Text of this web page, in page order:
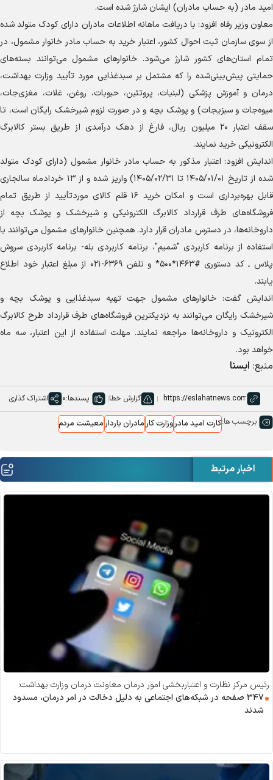
امید مادر (به حساب مادران) ایشان شارژ شده است.
معاون وزیر رفاه افزود: با دریافت ماهانه اطلاعات مادران دارای کودک متولد شده
از سوی سازمان ثبت احوال کشور، اعتبار خرید به حساب مادر خانوار مشمول، در
تمام استان‌های کشور شارژ می‌شود. خانوار‌های مشمول می‌توانند بسته‌های
حمایتی پیش‌بینی‌شده را که مشتمل بر سبدغذایی مورد تأیید وزارت بهداشت،
درمان و آموزش پزشکی (لبنیات، پروتئین، حبوبات، روغن، غلات، مغزی‌جات،
میوه‌جات و سبزیجات) و پوشک بچه و در صورت لزوم شیرخشک رایگان است، تا
سقف اعتبار ۲۰ میلیون ریال، فارغ از دهک درآمدی از طریق بستر کالابرگ
الکترونیکی خرید نمایند.
اندایش افزود: اعتبار مذکور به حساب مادر خانوار مشمول (دارای کودک متولد
شده از تاریخ ۱۴۰۵/۰۱/۰۱ تا ۱۴۰۵/۰۲/۳۱) واریز شده و از ۱۳ خردادماه سالجاری
قابل بهره‌برداری است و امکان خرید ۱۶ قلم کالای موردتأیید از طریق تمام
فروشگاه‌های طرف قرارداد کالابرگ الکترونیکی و شیرخشک و پوشک بچه از
داروخانه‌ها، در دسترس مادران قرار دارد. همچنین خانوار‌های مشمول می‌توانند با
استفاده از برنامه کاربردی "شمیم"، برنامه کاربردی بله- برنامه کاربردی سروش
پلاس ـ کد دستوری #۱۴۶۳*۵۰۰* و تلفن ۶۳۶۹-۰۲۱ از مبلغ اعتبار خود اطلاع
یابند.
اندایش گفت: خانوار‌های مشمول جهت تهیه سبدغذایی و پوشک بچه و
شیرخشک رایگان می‌توانند به نزدیکترین فروشگاه‌های طرف قرارداد طرح کالابرگ
الکترونیک و داروخانه‌ها مراجعه نمایند. مهلت استفاده از این اعتبار، سه ماه
خواهد بود.
منبع: ایسنا
گزارش خطا پسندها:0 اشتراک گذاری
برچسب ها:کارت امید مادروزارت کار مادران باردار معیشت مردم
اخبار مرتبط
رئیس مرکز نظارت و اعتباربخشی امور درمان معاونت درمان وزارت بهداشت:
۳۴۷ صفحه در شبکه‌های اجتماعی به دلیل دخالت در امر درمان، مسدود
شدند